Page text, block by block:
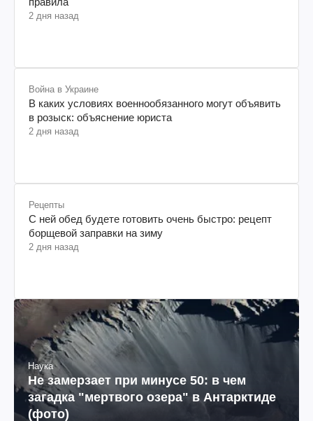
2 дня назад
Война в Украине
В каких условиях военнообязанного могут объявить
в розыск: объяснение юриста
2 дня назад
Рецепты
С ней обед будете готовить очень быстро: рецепт
борщевой заправки на зиму
2 дня назад
Наука
Не замерзает при минусе 50: в чем
загадка "мертвого озера" в Антарктиде
(фото)